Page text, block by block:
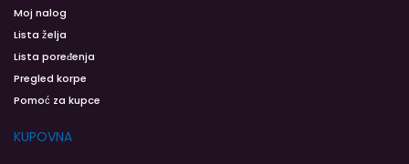
Moj nalog
Lista želja
Lista poređenja
Pregled korpe
Pomoć za kupce
KUPOVNA